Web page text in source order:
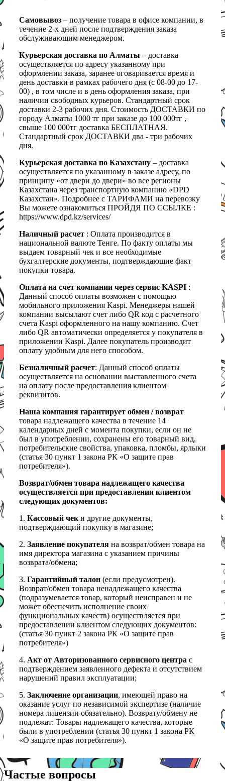
Самовывоз – получение товара в офисе компании, в
течение 2-х дней после подтверждения заказа
обслуживающим менеджером.
Курьерская доставка по Алматы – доставка
осуществляется по адресу указанному при
оформлении заказа, заранее оговаривается время и
день доставки в рамках рабочего дня (с 08-00 до 17-
00) , в том числе и в день оформления заказа, при
наличии свободных курьеров. Стандартный срок
доставки 2-3 рабочих дня. Стоимость ДОСТАВКИ по
городу Алматы 1000 тг при заказе до 100 000тг ,
свыше 100 000тг доставка БЕСПЛАТНАЯ.
Стандартный срок ДОСТАВКИ два - три рабочих
дня.
Курьерская доставка по Казахстану – доставка
осуществляется по указанному в заказе адресу, по
принципу «от двери до двери» во все регионы
Казахстана через транспортную компанию «DPD
Казахстан». Подробнее с ТАРИФАМИ на перевозку
Вы можете ознакомиться ПРОЙДЯ ПО ССЫЛКЕ :
https://www.dpd.kz/services/
Наличный расчет : Оплата производится в
национальной валюте Тенге. По факту оплаты мы
выдаем товарный чек и все необходимые
бухгалтерские документы, подтверждающие факт
покупки товара.
Оплата на счет компании через сервис KASPI :
Данный способ оплаты возможен с помощью
мобильного приложения Kaspi. Менеджеры нашей
компании высылают счет либо QR код с расчетного
счета Kaspi оформленного на нашу компанию. Счет
либо QR автоматически определяется у покупателя в
приложении Kaspi. Далее покупатель производит
оплату удобным для него способом.
Безналичный расчет: Данный способ оплаты
осуществляется на основании выставленного счета
на оплату после предоставления клиентом
реквизитов.
Наша компания гарантирует обмен / возврат
товара надлежащего качества в течение 14
календарных дней с момента покупки, если он не
был в употреблении, сохранены его товарный вид,
потребительские свойства, упаковка, пломбы, ярлыки
(статья 30 пункт 1 закона РК «О защите прав
потребителя»).
Возврат/обмен товара надлежащего качества
осуществляется при предоставлении клиентом
следующих документов:
1. Кассовый чеки другие документы,
подтверждающий покупку в магазине;
2. Заявление покупателя на возврат/обмен товара на
имя директора магазина с указанием причины
возврата/обмена;
3. Гарантийный талон (если предусмотрен).
Возврат/обмен товара ненадлежащего качества
(подразумевается товар, который неисправен и не
может обеспечить исполнение своих
функциональных качеств) осуществляется при
предоставлении клиентом следующих документов:
(статья 30 пункт 2 закона РК «О защите прав
потребителя»)
4. Акт от Авторизованного сервисного центра с
подтверждением заявленного дефекта и отсутствием
нарушений правил эксплуатации;
5. Заключение организации, имеющей право на
оказание услуг по независимой экспертизе (наличие
номера лицензии обязательно). Возврату/обмену не
подлежат: Товары надлежащего качества, которые
были в употреблении (статья 30 пункт 1 закона РК
«О защите прав потребителя»).
Частые вопросы